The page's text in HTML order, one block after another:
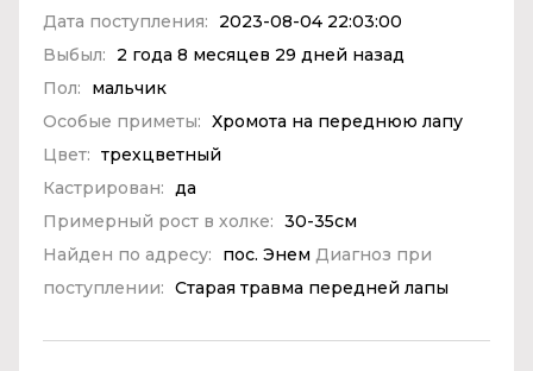
Дата поступления:
2023-08-04 22:03:00
Выбыл:
2 года 8 месяцев 29 дней назад
Пол:
мальчик
Особые приметы: Хромота на переднюю лапу
Цвет: трехцветный
Кастрирован: да
Примерный рост в холке: 30-35см
Найден по адресу:
пос. Энем Диагноз при
поступлении: Старая травма передней лапы